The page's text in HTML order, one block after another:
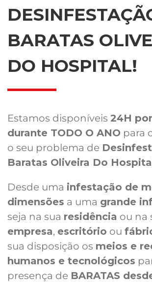
BARATAS
DO HOSPITAL!
Estamos disponíveis 24H
durante TODO O ANO para
o seu problema de
Baratas Oliveira Do
Desde uma infestação de
dimensões a uma grande
seja na sua residência ou na
empresa, escritório ou
sua disposição os meios e
humanos e tecnológicos
presença de BARATAS